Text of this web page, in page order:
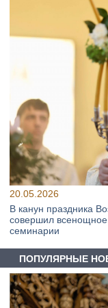
20.05.2026
В канун праздника
совершил всенощное
семинарии
ПОПУЛЯРНЫЕ